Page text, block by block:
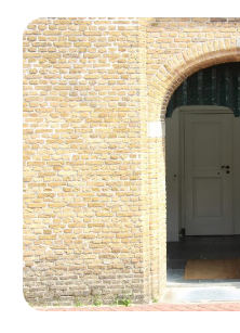
De
kerk
is
open